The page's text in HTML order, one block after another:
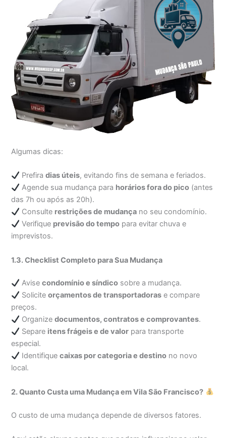
Algumas dicas:
Prefiradias úteis, evitando fins de semana e feriados.
Agende sua mudança para horários fora do pico (antes
das 7h ou após as 20h).
Consulte restrições de mudança no seu condomínio.
Verifique previsão do tempo para evitar chuva e
imprevistos.
1.3. Checklist Completo para Sua Mudança
Avisecondomínio e síndico sobre a mudança.
Soliciteorçamentos de transportadoras e compare
preços.
Organizedocumentos, contratos e comprovantes.
Separe itens frágeis e de valor para transporte
especial.
Identifiquecaixas por categoria e destino no novo
local.
2. Quanto Custa uma Mudança em Vila São Francisco?
O custo de uma mudança depende de diversos fatores.